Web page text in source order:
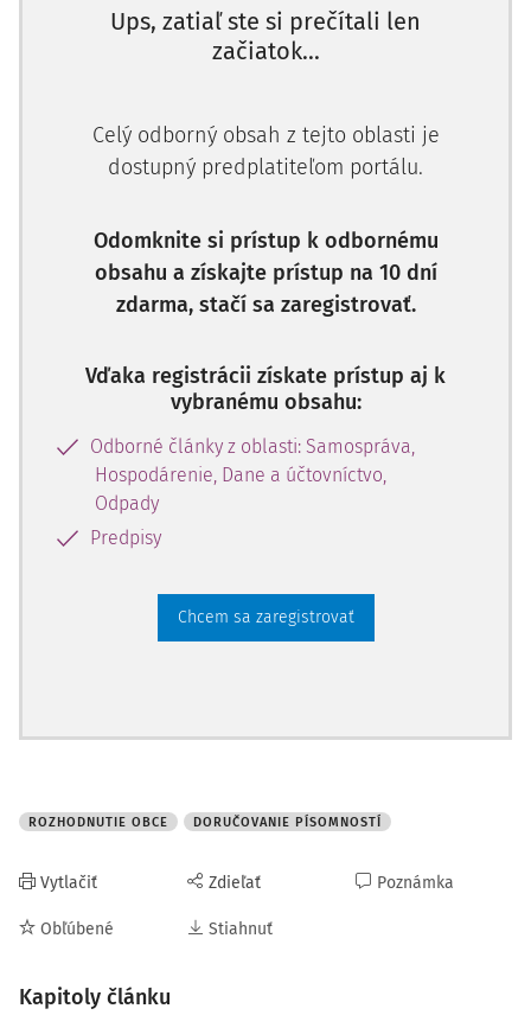
Daňový poriadok v
Ups, zatiaľ ste si prečítali len
začiatok...
Celý odborný obsah z tejto oblasti je
dostupný predplatiteľom portálu.
Odomknite si prístup k odbornému
obsahu a získajte prístup na 10 dní
zdarma, stačí sa zaregistrovať.
Vďaka registrácii získate prístup aj k
vybranému obsahu:
Odborné články z oblasti: Samospráva,
Hospodárenie, Dane a účtovníctvo,
Odpady
Predpisy
Chcem sa zaregistrovať
ROZHODNUTIE OBCE DORUČOVANIE PÍSOMNOSTÍ
Vytlačiť
Obľúbené
Zdieľať
Stiahnuť
Poznámka
Kapitoly článku